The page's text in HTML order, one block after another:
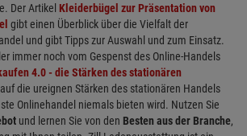
Der Artikel Kleiderbügel zur Präsentation von
gibt einen Überblick über die Vielfalt der
und gibt Tipps zur Auswahl und zum Einsatz.
immer noch vom Gespenst des Online-Handels
4.0 - die Stärken des stationären
die ureignen Stärken des stationären Handels
Onlinehandel niemals bieten wird. Nutzen Sie
und lernen Sie von den Besten aus der Branche,